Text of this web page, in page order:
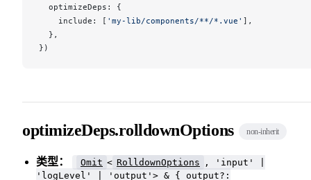
optimizeDeps : {
include : [ 'my-lib/components/**/*.vue' ],
  },
})
optimizeDeps.rolldownOptions non-inherit
类型： Omit < RolldownOptions
, 'input' |
'logLevel' | 'output'> & { output?: